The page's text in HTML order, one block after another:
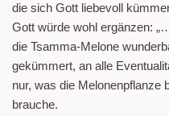
die sich Gott liebevoll
Gott würde wohl ergänzen:
die Tsamma-Melone
gekümmert, an alle
nur, was die Melonenpflanze
brauche.